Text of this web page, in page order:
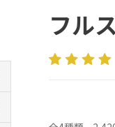
スタッフが贈る音声プ
フル